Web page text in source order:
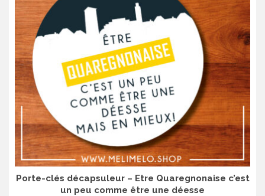
Porte-clés décapsuleur – Etre Quaregnonaise c’est
un peu comme être une déesse